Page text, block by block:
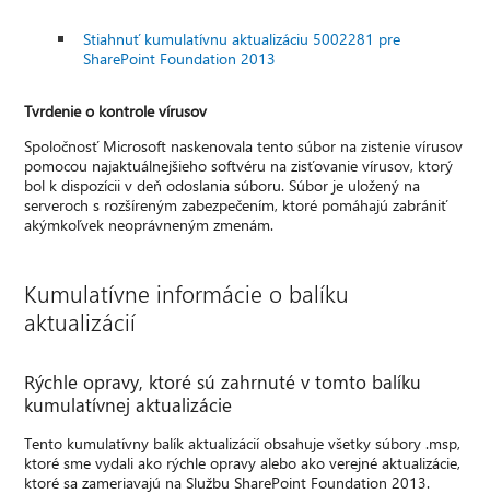
Stiahnuť kumulatívnu aktualizáciu 5002281 pre
SharePoint Foundation 2013
Tvrdenie o kontrole vírusov
Spoločnosť Microsoft naskenovala tento súbor na zistenie vírusov
pomocou najaktuálnejšieho softvéru na zisťovanie vírusov, ktorý
bol k dispozícii v deň odoslania súboru. Súbor je uložený na
serveroch s rozšíreným zabezpečením, ktoré pomáhajú zabrániť
akýmkoľvek neoprávneným zmenám.
Kumulatívne informácie o balíku
aktualizácií
Rýchle opravy, ktoré sú zahrnuté v tomto balíku
kumulatívnej aktualizácie
Tento kumulatívny balík aktualizácií obsahuje všetky súbory .msp,
ktoré sme vydali ako rýchle opravy alebo ako verejné aktualizácie,
ktoré sa zameriavajú na Službu SharePoint Foundation 2013.